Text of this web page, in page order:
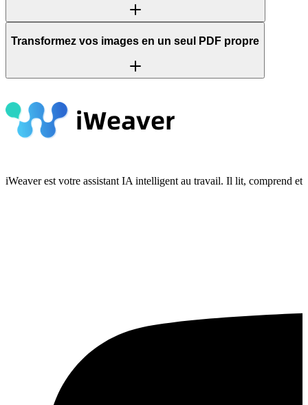
Transformez vos images en un seul PDF propre
iWeaver est votre assistant IA intelligent au travail. Il lit, comprend et